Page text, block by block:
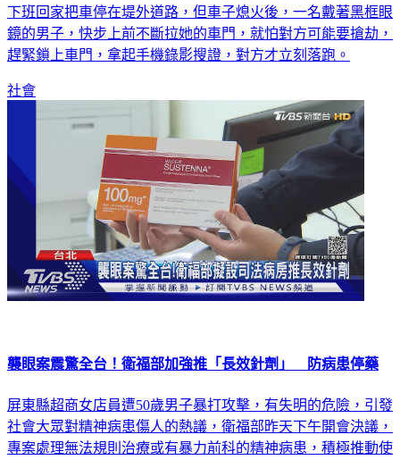
下班回家把車停在堤外道路，但車子熄火後，一名戴著黑框眼
鏡的男子，快步上前不斷拉她的車門，就怕對方可能要搶劫，
趕緊鎖上車門，拿起手機錄影搜證，對方才立刻落跑。
社會
襲眼案震驚全台！衛福部加強推「長效針劑」 防病患停藥
屏東縣超商女店員遭50歲男子暴打攻擊，有失明的危險，引發
社會大眾對精神病患傷人的熱議，衛福部昨天下午開會決議，
專案處理無法規則治療或有暴力前科的精神病患，積極推動使